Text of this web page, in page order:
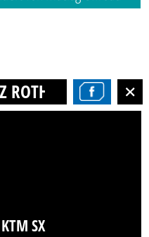
ROTH
SX